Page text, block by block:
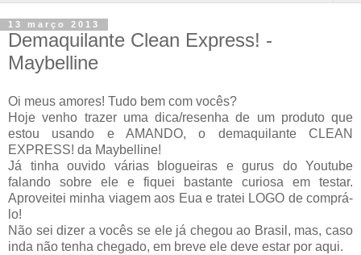
13 março 2013
Demaquilante Clean Express! -
Maybelline
Oi meus amores! Tudo bem com vocês?
Hoje venho trazer uma dica/resenha de um produto que
estou usando e AMANDO, o demaquilante CLEAN
EXPRESS! da Maybelline!
Já tinha ouvido várias blogueiras e gurus do Youtube
falando sobre ele e fiquei bastante curiosa em testar.
Aproveitei minha viagem aos Eua e tratei LOGO de comprá-
lo!
Não sei dizer a vocês se ele já chegou ao Brasil, mas, caso
inda não tenha chegado, em breve ele deve estar por aqui.